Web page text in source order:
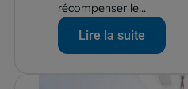
récompenser le...
Lire la suite